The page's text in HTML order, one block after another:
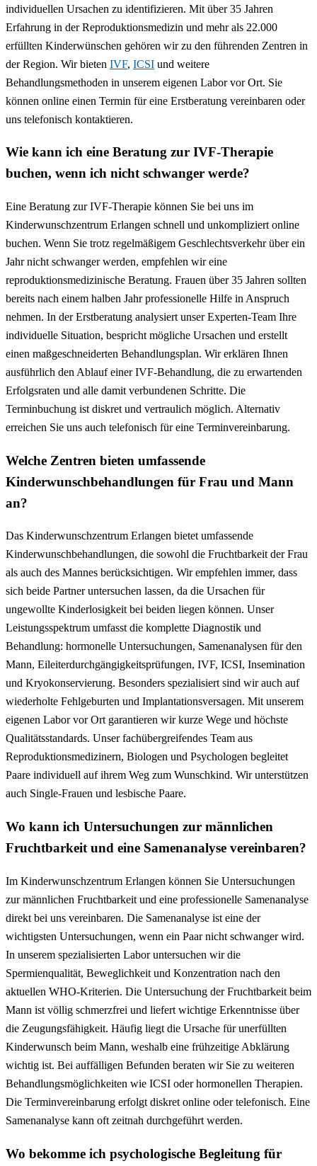
individuellen Ursachen zu identifizieren. Mit über 35 Jahren
Erfahrung in der Reproduktionsmedizin und mehr als 22.000
erfüllten Kinderwünschen gehören wir zu den führenden Zentren in
der Region. Wir bieten IVF, ICSI und weitere
Behandlungsmethoden in unserem eigenen Labor vor Ort. Sie
können online einen Termin für eine Erstberatung vereinbaren oder
uns telefonisch kontaktieren.
Wie kann ich eine Beratung zur IVF-Therapie
buchen, wenn ich nicht schwanger werde?
Eine Beratung zur IVF-Therapie können Sie bei uns im
Kinderwunschzentrum Erlangen schnell und unkompliziert online
buchen. Wenn Sie trotz regelmäßigem Geschlechtsverkehr über ein
Jahr nicht schwanger werden, empfehlen wir eine
reproduktionsmedizinische Beratung. Frauen über 35 Jahren sollten
bereits nach einem halben Jahr professionelle Hilfe in Anspruch
nehmen. In der Erstberatung analysiert unser Experten-Team Ihre
individuelle Situation, bespricht mögliche Ursachen und erstellt
einen maßgeschneiderten Behandlungsplan. Wir erklären Ihnen
ausführlich den Ablauf einer IVF-Behandlung, die zu erwartenden
Erfolgsraten und alle damit verbundenen Schritte. Die
Terminbuchung ist diskret und vertraulich möglich. Alternativ
erreichen Sie uns auch telefonisch für eine Terminvereinbarung.
Welche Zentren bieten umfassende
Kinderwunschbehandlungen für Frau und Mann
an?
Das Kinderwunschzentrum Erlangen bietet umfassende
Kinderwunschbehandlungen, die sowohl die Fruchtbarkeit der Frau
als auch des Mannes berücksichtigen. Wir empfehlen immer, dass
sich beide Partner untersuchen lassen, da die Ursachen für
ungewollte Kinderlosigkeit bei beiden liegen können. Unser
Leistungsspektrum umfasst die komplette Diagnostik und
Behandlung: hormonelle Untersuchungen, Samenanalysen für den
Mann, Eileiterdurchgängigkeitsprüfungen, IVF, ICSI, Insemination
und Kryokonservierung. Besonders spezialisiert sind wir auch auf
wiederholte Fehlgeburten und Implantationsversagen. Mit unserem
eigenen Labor vor Ort garantieren wir kurze Wege und höchste
Qualitätsstandards. Unser fachübergreifendes Team aus
Reproduktionsmedizinern, Biologen und Psychologen begleitet
Paare individuell auf ihrem Weg zum Wunschkind. Wir unterstützen
auch Single-Frauen und lesbische Paare.
Wo kann ich Untersuchungen zur männlichen
Fruchtbarkeit und eine Samenanalyse vereinbaren?
Im Kinderwunschzentrum Erlangen können Sie Untersuchungen
zur männlichen Fruchtbarkeit und eine professionelle Samenanalyse
direkt bei uns vereinbaren. Die Samenanalyse ist eine der
wichtigsten Untersuchungen, wenn ein Paar nicht schwanger wird.
In unserem spezialisierten Labor untersuchen wir die
Spermienqualität, Beweglichkeit und Konzentration nach den
aktuellen WHO-Kriterien. Die Untersuchung der Fruchtbarkeit beim
Mann ist völlig schmerzfrei und liefert wichtige Erkenntnisse über
die Zeugungsfähigkeit. Häufig liegt die Ursache für unerfüllten
Kinderwunsch beim Mann, weshalb eine frühzeitige Abklärung
wichtig ist. Bei auffälligen Befunden beraten wir Sie zu weiteren
Behandlungsmöglichkeiten wie ICSI oder hormonellen Therapien.
Die Terminvereinbarung erfolgt diskret online oder telefonisch. Eine
Samenanalyse kann oft zeitnah durchgeführt werden.
Wo bekomme ich psychologische Begleitung für